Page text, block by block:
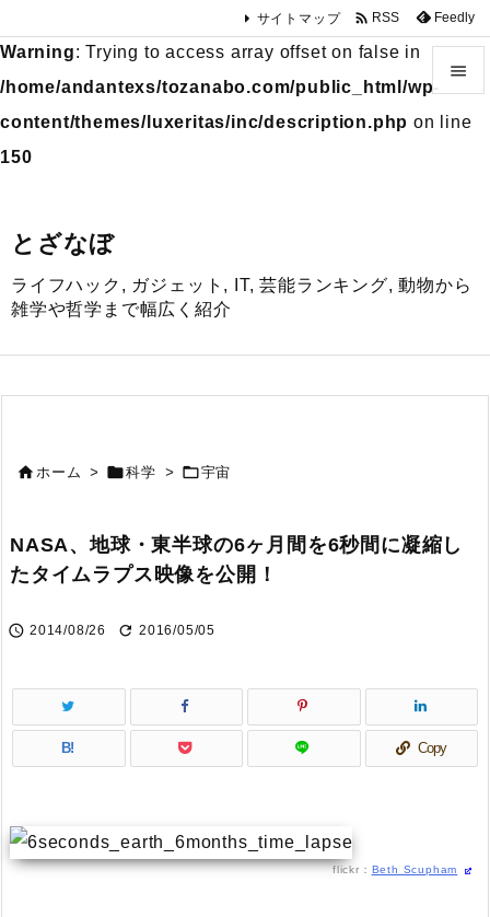
Warning: Trying to access array offset on false in
/home/andantexs/tozanabo.com/public_html/wp-
content/themes/luxeritas/inc/description.php on line
150
とざなぼ
ライフハック, ガジェット, IT, 芸能ランキング, 動物から
雑学や哲学まで幅広く紹介


前へ
サイトマップ  RSS Feedly
ホーム > 科学 > 宇宙
NASA、地球・東半球の6ヶ月間を6秒間に凝縮し
たタイムラプス映像を公開！
 2014/08/26  2016/05/05
B! Copy
flickr： Beth Scupham